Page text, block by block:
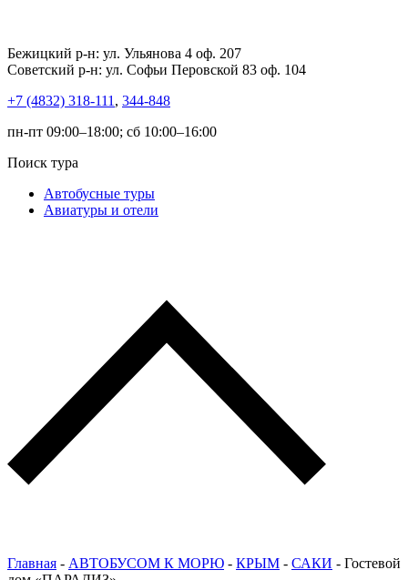
Бежицкий р-н: ул. Ульянова 4 оф. 207
Советский р-н: ул. Софьи Перовской 83 оф. 104
+7 (4832) 318-111 , 344-848
пн-пт 09:00–18:00; сб 10:00–16:00
Поиск тура
Автобусные туры
Авиатуры и отели
Главная - АВТОБУСОМ К МОРЮ - КРЫМ - САКИ - Гостевой